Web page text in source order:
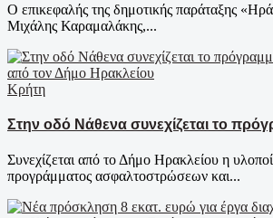
Ο επικεφαλής της δημοτικής παράταξης
Μιχάλης Καραμαλάκης,...
Κρήτη
Στην οδό Νάθενα συνεχίζεται το
Συνεχίζεται από το Δήμο Ηρακλείου η
προγράμματος ασφαλτοστρώσεων και...